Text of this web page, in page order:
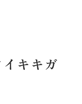
キキガ